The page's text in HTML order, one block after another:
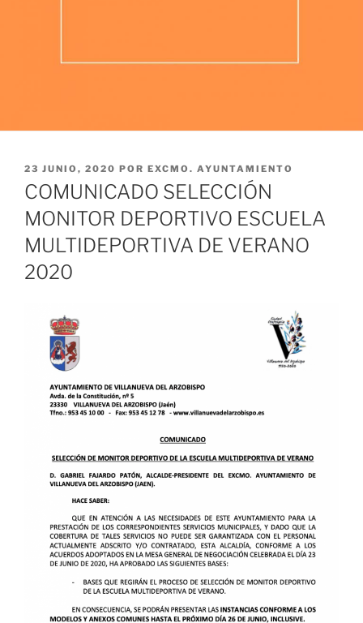
PUBLICADO
EL
23 JUNIO, 2020 POR EXCMO. AYUNTAMIENTO
COMUNICADO SELECCIÓN
MONITOR DEPORTIVO ESCUELA
MULTIDEPORTIVA DE VERANO
2020